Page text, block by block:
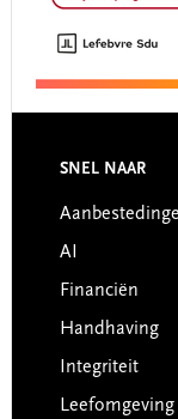
Footer
SNEL NAAR
AI
Financiën
Handhaving
Integriteit
Leefomgeving